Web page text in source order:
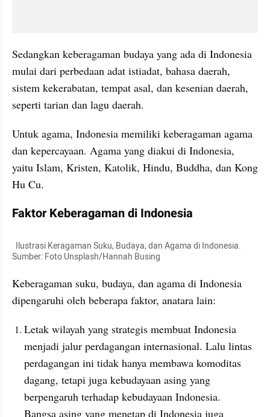
Sedangkan keberagaman budaya yang ada di Indonesia
mulai dari perbedaan adat istiadat, bahasa daerah,
sistem kekerabatan, tempat asal, dan kesenian daerah,
seperti tarian dan lagu daerah.
Untuk agama, Indonesia memiliki keberagaman agama
dan kepercayaan. Agama yang diakui di Indonesia,
yaitu Islam, Kristen, Katolik, Hindu, Buddha, dan Kong
Hu Cu.
Faktor Keberagaman di Indonesia
Sumber: Foto Unsplash/Hannah Busing
Keberagaman suku, budaya, dan agama di Indonesia
dipengaruhi oleh beberapa faktor, anatara lain:
Letak wilayah yang strategis membuat Indonesia
menjadi jalur perdagangan internasional. Lalu lintas
perdagangan ini tidak hanya membawa komoditas
dagang, tetapi juga kebudayaan asing yang
berpengaruh terhadap kebudayaan Indonesia.
Bangsa asing yang menetap di Indonesia juga